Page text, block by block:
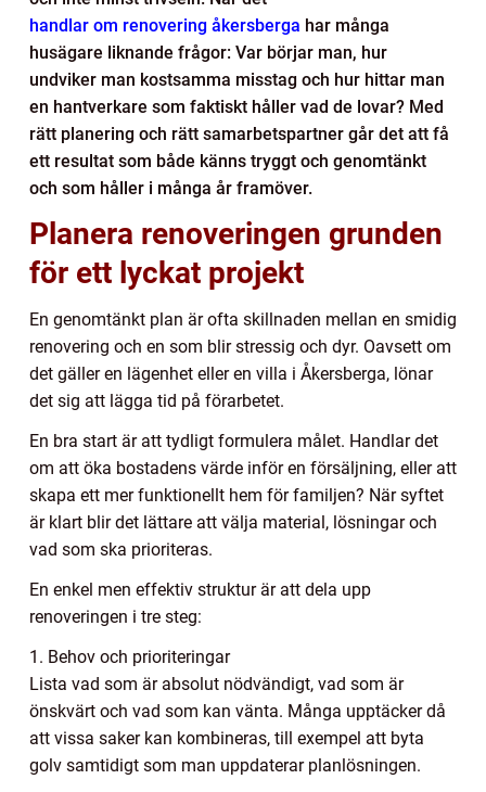
handlar om renovering åkersberga har många
husägare liknande frågor: Var börjar man, hur
undviker man kostsamma misstag och hur hittar man
en hantverkare som faktiskt håller vad de lovar? Med
rätt planering och rätt samarbetspartner går det att få
ett resultat som både känns tryggt och genomtänkt
och som håller i många år framöver.
Planera renoveringen grunden
för ett lyckat projekt
En genomtänkt plan är ofta skillnaden mellan en smidig
renovering och en som blir stressig och dyr. Oavsett om
det gäller en lägenhet eller en villa i Åkersberga, lönar
det sig att lägga tid på förarbetet.
En bra start är att tydligt formulera målet. Handlar det
om att öka bostadens värde inför en försäljning, eller att
skapa ett mer funktionellt hem för familjen? När syftet
är klart blir det lättare att välja material, lösningar och
vad som ska prioriteras.
En enkel men effektiv struktur är att dela upp
renoveringen i tre steg:
1. Behov och prioriteringar
Lista vad som är absolut nödvändigt, vad som är
önskvärt och vad som kan vänta. Många upptäcker då
att vissa saker kan kombineras, till exempel att byta
golv samtidigt som man uppdaterar planlösningen.